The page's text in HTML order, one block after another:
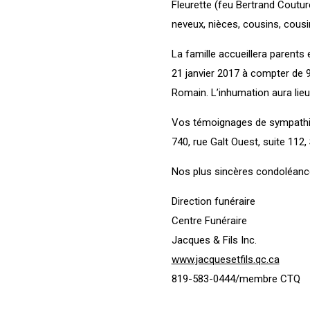
Fleurette (feu Bertrand
neveux, nièces, cousins,
La famille accueillera parents
21 janvier 2017 à compter de
Romain. L’inhumation aura
Vos témoignages de
740, rue Galt Ouest, suite
Nos plus sincères
Direction funéraire
Centre Funéraire
Jacques & Fils Inc.
www.jacquesetfils.qc.ca
819-583-0444/membre CTQ